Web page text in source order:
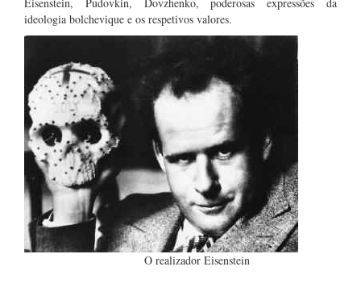
ideologia bolchevique e os respetivos valores.
O realizador Eisenstein